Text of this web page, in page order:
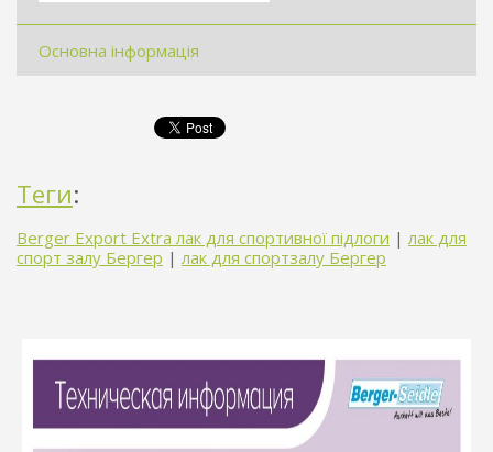
Основна інформація
Теги:
Berger Export Extra лак для спортивної підлоги | лак для
спорт залу Бергер | лак для спортзалу Бергер